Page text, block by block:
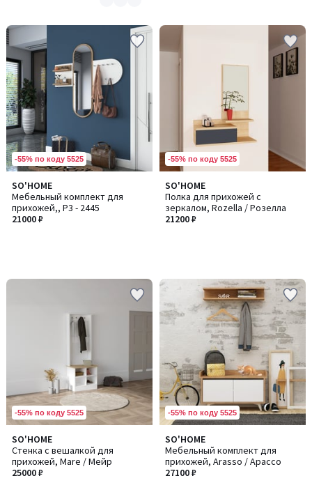
-55% по коду 5525
SO'HOME
Мебельный комплект для
прихожей,, P3 - 2445
21000 ₽
-55% по коду 5525
SO'HOME
Полка для прихожей с
зеркалом, Rozella / Розелла
21200 ₽
-55% по коду 5525
SO'HOME
Стенка с вешалкой для
прихожей, Mare / Мейр
25000 ₽
-55% по коду 5525
SO'HOME
Мебельный комплект для
прихожей, Arasso / Арассо
27100 ₽